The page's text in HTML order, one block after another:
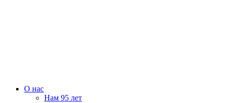
О нас
Нам 95 лет